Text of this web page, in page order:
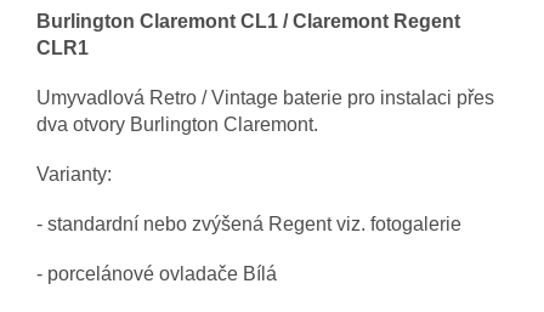
Burlington Claremont CL1 / Claremont Regent
CLR1
Umyvadlová Retro / Vintage baterie pro instalaci přes
dva otvory Burlington Claremont.
Varianty:
- standardní nebo zvýšená Regent viz. fotogalerie
- porcelánové ovladače Bílá